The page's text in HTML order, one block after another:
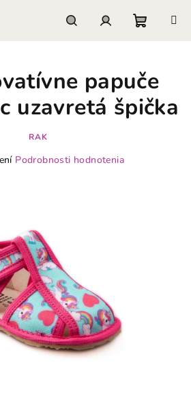
košík
papuče
uzavretá špička
RAK
Podrobnosti hodnotenia